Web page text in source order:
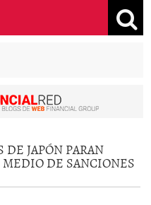
DE JAPÓN PARAN
MEDIO DE SANCIONES